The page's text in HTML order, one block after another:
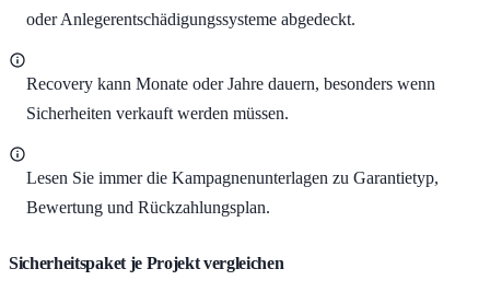
oder Anlegerentschädigungssysteme abgedeckt.
Recovery kann Monate oder Jahre dauern, besonders wenn
Sicherheiten verkauft werden müssen.
Lesen Sie immer die Kampagnenunterlagen zu Garantietyp,
Bewertung und Rückzahlungsplan.
Sicherheitspaket je Projekt vergleichen